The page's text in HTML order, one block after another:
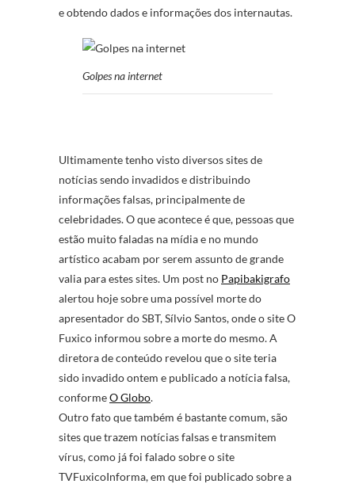
e obtendo dados e informações dos internautas.
Golpes na internet
Ultimamente tenho visto diversos sites de
notícias sendo invadidos e distribuindo
informações falsas, principalmente de
celebridades. O que acontece é que, pessoas que
estão muito faladas na mídia e no mundo
artístico acabam por serem assunto de grande
valia para estes sites. Um post no Papibakigrafo
alertou hoje sobre uma possível morte do
apresentador do SBT, Sílvio Santos, onde o site O
Fuxico informou sobre a morte do mesmo. A
diretora de conteúdo revelou que o site teria
sido invadido ontem e publicado a notícia falsa,
conformeO Globo.
Outro fato que também é bastante comum, são
sites que trazem notícias falsas e transmitem
vírus, como já foi falado sobre o site
TVFuxicoInforma, em que foi publicado sobre a